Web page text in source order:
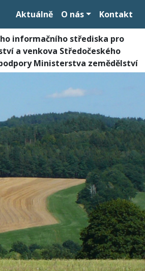
Aktuálně O nás Kontakt
informačního střediska pro
a venkova Středočeského
Ministerstva zemědělství